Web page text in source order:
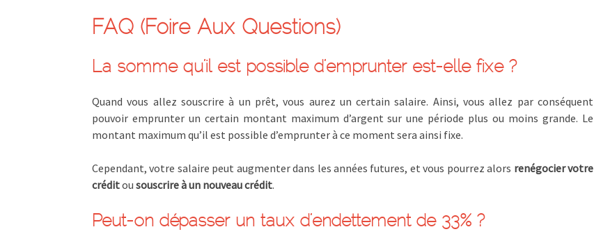
FAQ (Foire Aux Questions)
La somme qu’il est possible d’emprunter est-elle fixe ?
Quand vous allez souscrire à un prêt, vous aurez un certain salaire. Ainsi, vous allez par conséquent
pouvoir emprunter un certain montant maximum d’argent sur une période plus ou moins grande. Le
montant maximum qu’il est possible d’emprunter à ce moment sera ainsi fixe.
Cependant, votre salaire peut augmenter dans les années futures, et vous pourrez alors renégocier votre
créditou souscrire à un nouveau crédit.
Peut-on dépasser un taux d’endettement de 33% ?